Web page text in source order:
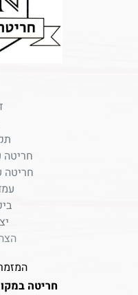
חריטה
המזמרה 3, נס
חריטה